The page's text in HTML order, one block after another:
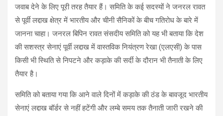
जवाब देने के लिए पूरी तरह तैयार हैं। समिति के कई सदस्यों ने जनरल रावत
से पूर्वी लद्दाख क्षेत्र में भारतीय और चीनी सैनिकों के बीच गतिरोध के बारे में
जानना चाहा। जनरल बिपिन रावत संसदीय समिति को यह भी बताया कि देश
की सशस्त्र सेनाएं पूर्वी लद्दाख में वास्तविक नियंत्रण रेखा (एलएसी) के पास
किसी भी स्थिति से निपटने और कड़ाके की सर्दी के दौरान भी तैनाती के लिए
तैयार है।
समिति को बताया गया कि आने वाले दिनों में कड़ाके की ठंड के बावजूद भारतीय
सेनाएं लद्दाख बॉर्डर से नहीं हटेंगी और लम्बे समय तक तैनाती जारी रखने की